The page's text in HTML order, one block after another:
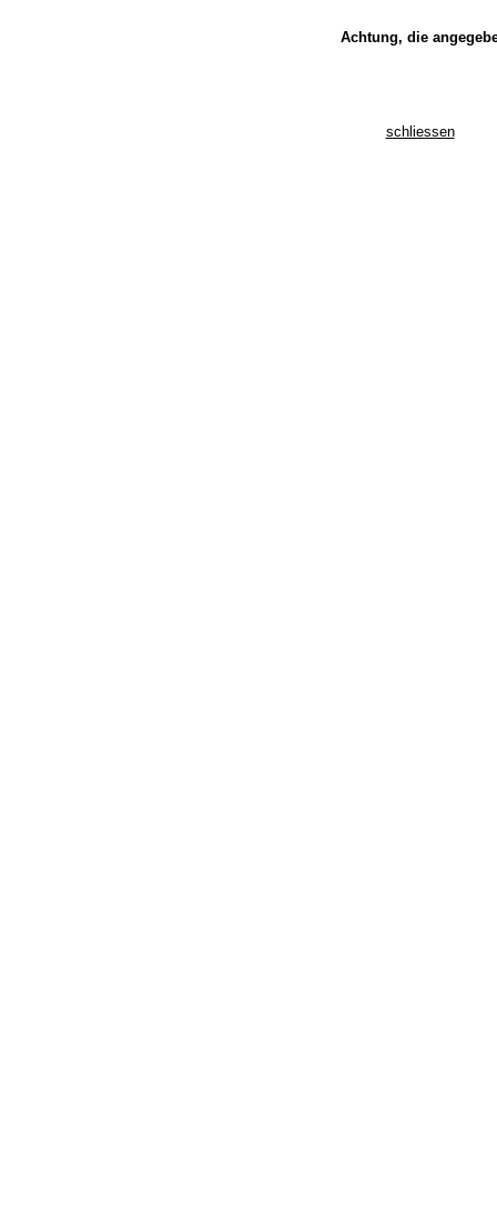
Achtung, die
schliessen